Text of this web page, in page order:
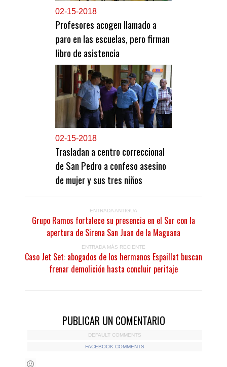
02-15-2018
Profesores acogen llamado a
paro en las escuelas, pero firman
libro de asistencia
02-15-2018
Trasladan a centro correccional
de San Pedro a confeso asesino
de mujer y sus tres niños
ENTRADA ANTIGUA
Grupo Ramos fortalece su presencia en el Sur con la
apertura de Sirena San Juan de la Maguana
ENTRADA MÁS RECIENTE
Caso Jet Set: abogados de los hermanos Espaillat buscan
frenar demolición hasta concluir peritaje
PUBLICAR UN COMENTARIO
DEFAULT COMMENTS
FACEBOOK COMMENTS